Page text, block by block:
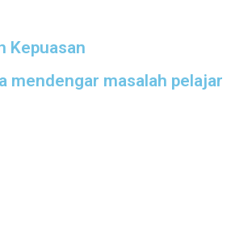
Kepuasan
mendengar masalah pelajar